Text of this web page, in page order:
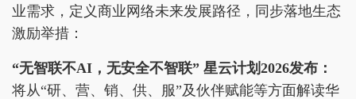
业需求，定义商业网络未来发展路径，同步落地生态
激励举措：
“无智联不AI，无安全不智联” 星云计划2026发布：
将从“研、营、销、供、服”及伙伴赋能等方面解读华